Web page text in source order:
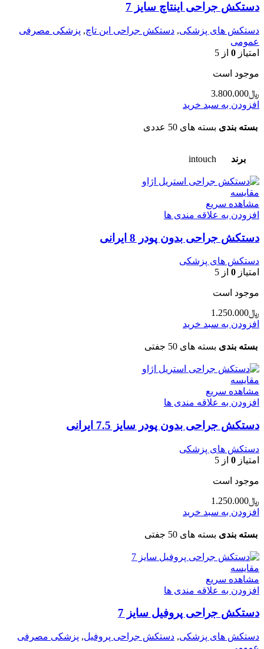
دستکش جراحی اینتاچ سایز 7
دستکش های پزشکی, دستکش جراحی این تاچ, پزشکی مصرفی
عمومی
امتیاز 0 از 5
موجود است
﷼3.800.000
افزودن به سبد خرید
بسته بندی بسته های 50 عددی
برند intouch
مقایسه
مشاهده سریع
افزودن به علاقه مندی ها
دستکش جراحی بدون پودر 8 ایرانی
دستکش های پزشکی
امتیاز 0 از 5
موجود است
﷼1.250.000
افزودن به سبد خرید
بسته بندی بسته های 50 جفتی
مقایسه
مشاهده سریع
افزودن به علاقه مندی ها
دستکش جراحی بدون پودر سایز 7.5 ایرانی
دستکش های پزشکی
امتیاز 0 از 5
موجود است
﷼1.250.000
افزودن به سبد خرید
بسته بندی بسته های 50 جفتی
مقایسه
مشاهده سریع
افزودن به علاقه مندی ها
دستکش جراحی پروفیل سایز 7
دستکش های پزشکی, دستکش جراحی پروفیل, پزشکی مصرفی